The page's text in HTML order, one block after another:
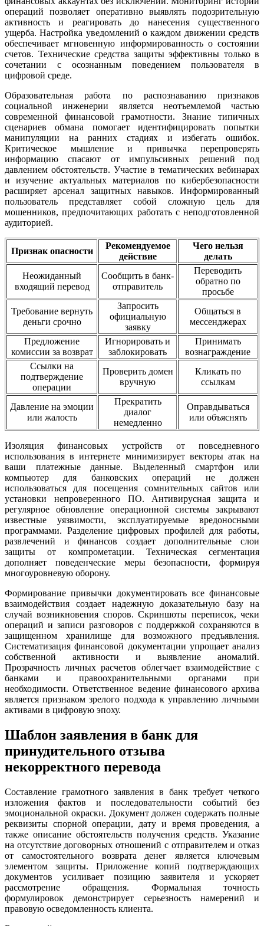
операций позволяет оперативно выявлять подозрительную
активность и реагировать до нанесения существенного
ущерба. Настройка уведомлений о каждом движении средств
обеспечивает мгновенную информированность о состоянии
счетов. Технические средства защиты эффективны только в
сочетании с осознанным поведением пользователя в
цифровой среде.
Образовательная работа по распознаванию признаков
социальной инженерии является неотъемлемой частью
современной финансовой грамотности. Знание типичных
сценариев обмана помогает идентифицировать попытки
манипуляции на ранних стадиях и избегать ошибок.
Критическое мышление и привычка перепроверять
информацию спасают от импульсивных решений под
давлением обстоятельств. Участие в тематических вебинарах
и изучение актуальных материалов по кибербезопасности
расширяет арсенал защитных навыков. Информированный
пользователь представляет собой сложную цель для
мошенников, предпочитающих работать с неподготовленной
аудиторией.
Признак опасности
Рекомендуемое
действие
Чего нельзя
делать
Неожиданный
входящий перевод
Сообщить в банк-
отправитель
Переводить
обратно по
просьбе
Требование вернуть
деньги срочно
Запросить
официальную
заявку
Общаться в
мессенджерах
Предложение
комиссии за возврат
Игнорировать и
заблокировать
Принимать
вознаграждение
Ссылки на
подтверждение
операции
Проверить домен
вручную
Кликать по
ссылкам
Давление на эмоции
или жалость
Прекратить
диалог
немедленно
Оправдываться
или объяснять
Изоляция финансовых устройств от повседневного
использования в интернете минимизирует векторы атак на
ваши платежные данные. Выделенный смартфон или
компьютер для банковских операций не должен
использоваться для посещения сомнительных сайтов или
установки непроверенного ПО. Антивирусная защита и
регулярное обновление операционной системы закрывают
известные уязвимости, эксплуатируемые вредоносными
программами. Разделение цифровых профилей для работы,
развлечений и финансов создает дополнительные слои
защиты от компрометации. Техническая сегментация
дополняет поведенческие меры безопасности, формируя
многоуровневую оборону.
Формирование привычки документировать все финансовые
взаимодействия создает надежную доказательную базу на
случай возникновения споров. Скриншоты переписок, чеки
операций и записи разговоров с поддержкой сохраняются в
защищенном хранилище для возможного предъявления.
Систематизация финансовой документации упрощает анализ
собственной активности и выявление аномалий.
Прозрачность личных расчетов облегчает взаимодействие с
банками и правоохранительными органами при
необходимости. Ответственное ведение финансового архива
является признаком зрелого подхода к управлению личными
активами в цифровую эпоху.
Шаблон заявления в банк для
принудительного отзыва
некорректного перевода
Составление грамотного заявления в банк требует четкого
изложения фактов и последовательности событий без
эмоциональной окраски. Документ должен содержать полные
реквизиты спорной операции, дату и время проведения, а
также описание обстоятельств получения средств. Указание
на отсутствие договорных отношений с отправителем и отказ
от самостоятельного возврата денег является ключевым
элементом защиты. Приложение копий подтверждающих
документов усиливает позицию заявителя и ускоряет
рассмотрение обращения. Формальная точность
формулировок демонстрирует серьезность намерений и
правовую осведомленность клиента.